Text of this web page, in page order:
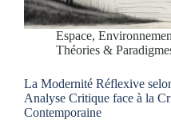
Espace,
Théories &
La Modernité Réflexive
Analyse Critique face à la
Contemporaine